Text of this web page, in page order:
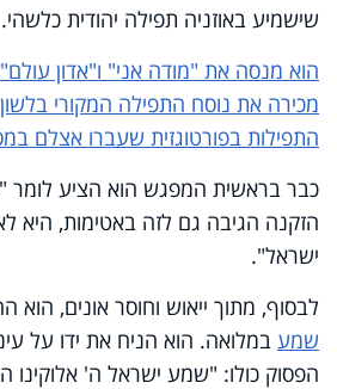
שישמיע באוזניה תפילה יהודית כלשהי.
הוא מנסה את "מודה אני" ו"אדון
מכירה את נוסח התפילה המקורי
התפילות בפורטוגזית שעברו אצלם
כבר בראשית המפגש הוא הציע
הזקנה הגיבה גם לזה באטימות, היא
ישראל".
לבסוף, מתוך ייאוש וחוסר אונים, הוא
שמע במלואה. הוא הניח את ידו על
הפסוק כולו: "שמע ישראל ה' אלוקינו